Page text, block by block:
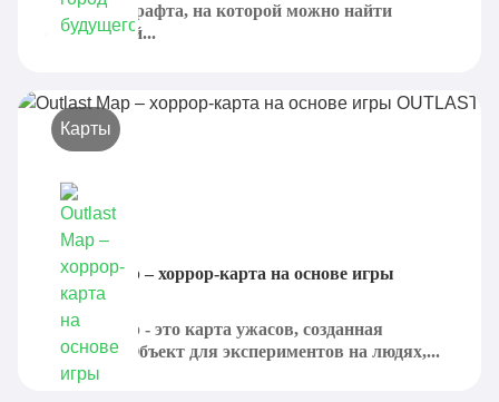
для Майнкрафта, на которой можно найти
большущий...
Карты
Outlast Map – хоррор-карта на основе игры
OUTLAST
Outlast Map - это карта ужасов, созданная
panR4IN. Объект для экспериментов на людях,...